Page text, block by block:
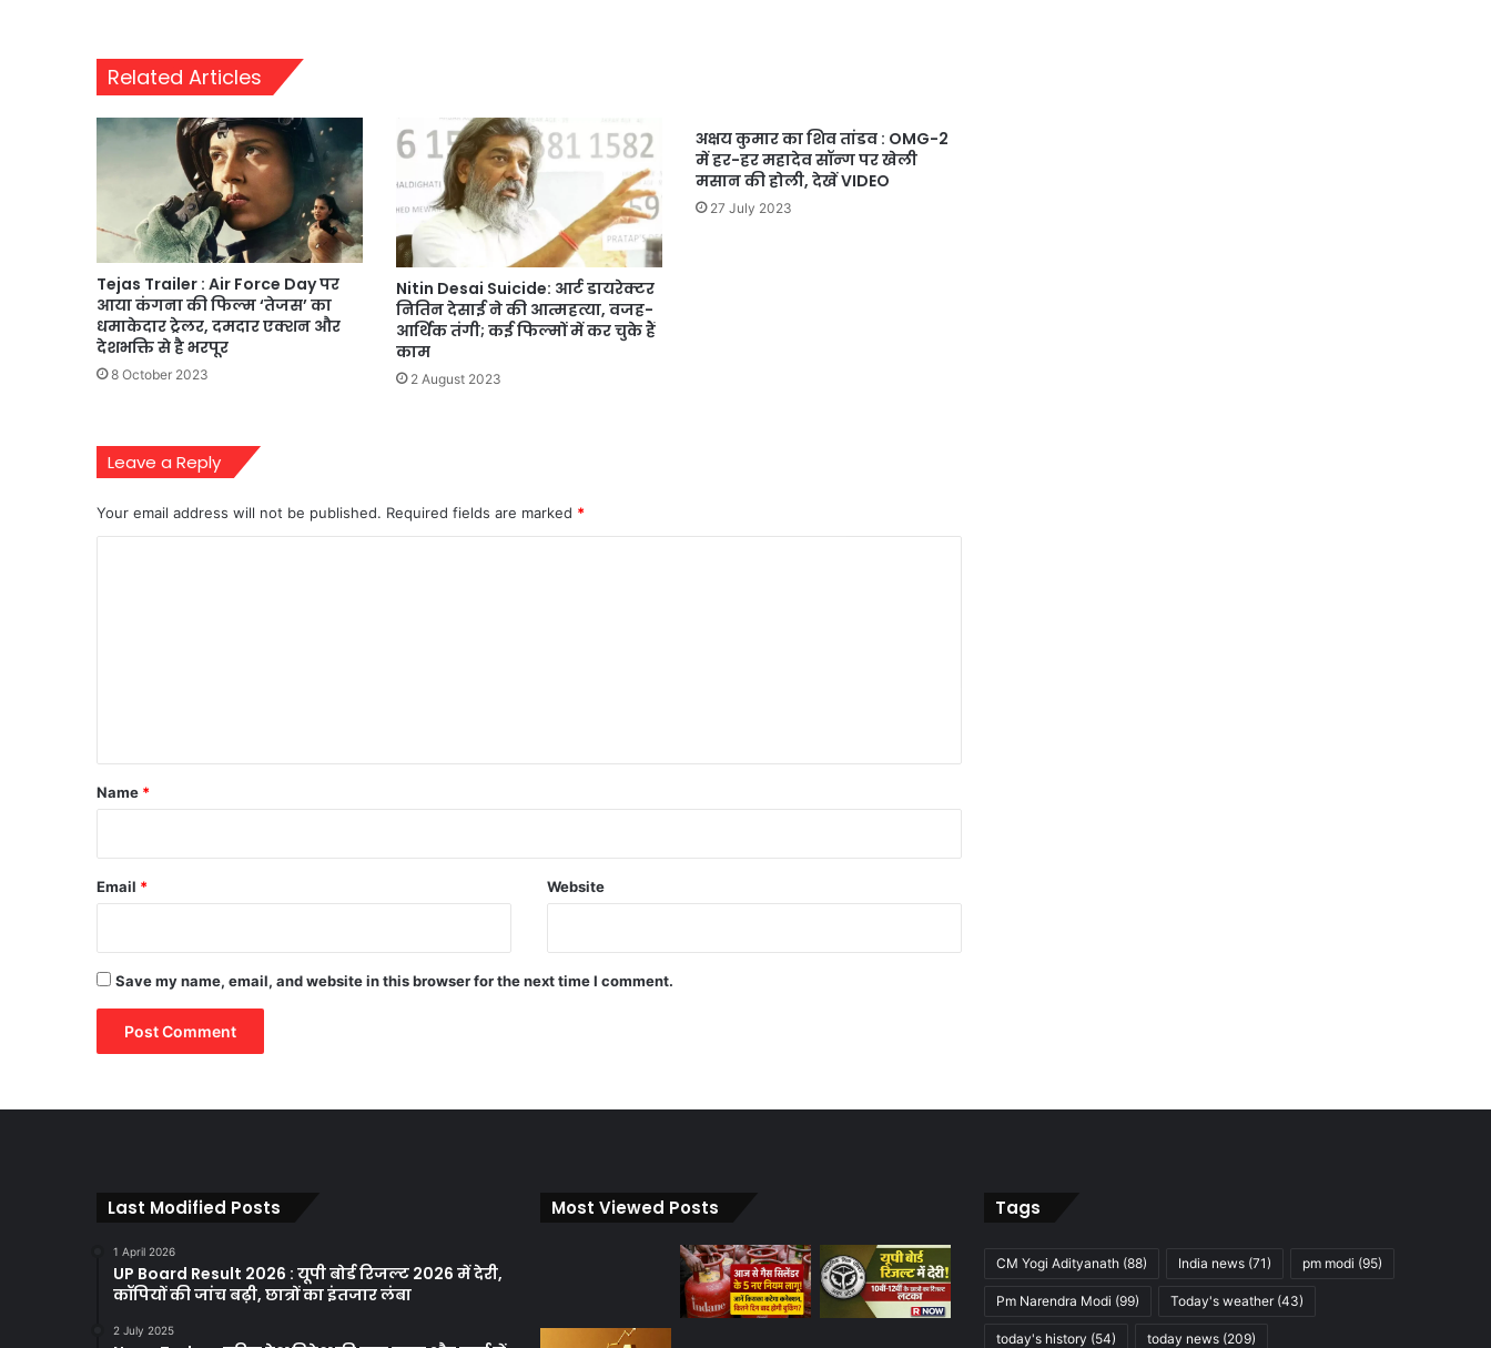
Related Articles
Tejas Trailer : Air Force Day पर
आया कंगना की फिल्म ‘तेजस’ का
धमाकेदार ट्रेलर, दमदार एक्शन और
देशभक्ति से है भरपूर
8 October 2023
Nitin Desai Suicide: आर्ट डायरेक्टर
नितिन देसाई ने की आत्महत्या, वजह-
आर्थिक तंगी; कई फिल्मों में कर चुके हैं
काम
2 August 2023
अक्षय कुमार का शिव तांडव : OMG-2
में हर-हर महादेव सॉन्ग पर खेली
मसान की होली, देखें VIDEO
27 July 2023
Leave a Reply
Your email address will not be published. Required fields are marked *
*
Name *
Email * Website
Save my name, email, and website in this browser for the next time I comment.
Last Modified Posts
1 April 2026
UP Board Result 2026 : यूपी बोर्ड रिजल्ट 2026 में देरी,
कॉपियों की जांच बढ़ी, छात्रों का इंतजार लंबा
2 July 2025
Most Viewed Posts Tags
CM Yogi Adityanath(88) India news(71) pm modi (95)
Pm Narendra Modi (99) Today's weather(43)
today's history (54) today news(209)